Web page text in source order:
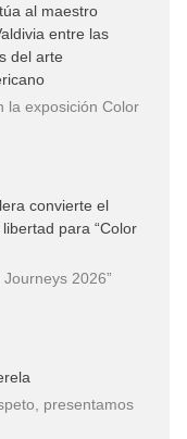
al maestro
entre las
del arte
la exposición Color
convierte el
para “Color
2026”
presentamos